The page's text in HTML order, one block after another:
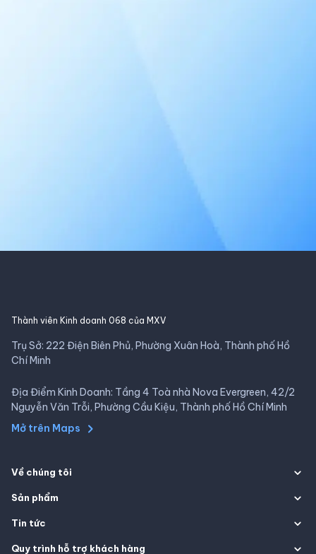
Thành viên Kinh doanh 068 của MXV
Trụ Sở: 222 Điện Biên Phủ, Phường Xuân Hoà, Thành phố Hồ
Chí Minh
Địa Điểm Kinh Doanh: Tầng 4 Toà nhà Nova Evergreen, 42/2
Nguyễn Văn Trỗi, Phường Cầu Kiệu, Thành phố Hồ Chí Minh
Mở trên Maps
Về chúng tôi
Sản phẩm
Tin tức
Quy trình hỗ trợ khách hàng